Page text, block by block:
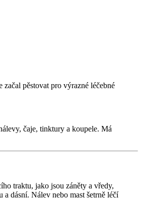
pěstovat pro výrazné léčebné
čaje, tinktury a koupele. Má
traktu, jako jsou záněty a vředy,
dásní. Nálev nebo mast šetrně léčí